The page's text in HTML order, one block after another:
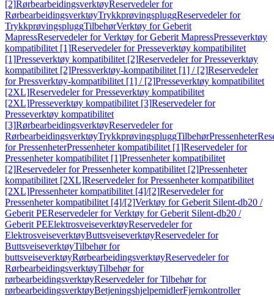
[2]RørbearbeidingsverktøyReservedeler for
RørbearbeidingsverktøyTrykkprøvingspluggReservedeler for
TrykkprøvingspluggTilbehørVerktøy for Geberit
MapressReservedeler for Verktøy for Geberit MapressPresseverktøy
kompatibilitet [1]Reservedeler for Presseverktøy kompatibilitet
[1]Presseverktøy kompatibilitet [2]Reservedeler for Presseverktøy
kompatibilitet [2]Pressverktøy-kompatibilitet [1] / [2]Reservedeler
for Pressverktøy-kompatibilitet [1] / [2]Presseverktøy kompatibilitet
[2XL]Reservedeler for Presseverktøy kompatibilitet
[2XL]Presseverktøy kompatibilitet [3]Reservedeler for
Presseverktøy kompatibilitet
[3]RørbearbeidingsverktøyReservedeler for
RørbearbeidingsverktøyTrykkprøvingspluggTilbehørPressenheter
for PressenheterPressenheter kompatibilitet [1]Reservedeler for
Pressenheter kompatibilitet [1]Pressenheter kompatibilitet
[2]Reservedeler for Pressenheter kompatibilitet [2]Pressenheter
kompatibilitet [2XL]Reservedeler for Pressenheter kompatibilitet
[2XL]Pressenheter kompatibilitet [4]/[2]Reservedeler for
Pressenheter kompatibilitet [4]/[2]Verktøy for Geberit Silent-db20 /
Geberit PEReservedeler for Verktøy for Geberit Silent-db20 /
Geberit PEElektrosveiseverktøyReservedeler for
ElektrosveiseverktøyButtsveiseverktøyReservedeler for
ButtsveiseverktøyTilbehør for
buttsveiseverktøyRørbearbeidingsverktøyReservedeler for
RørbearbeidingsverktøyTilbehør for
rørbearbeidingsverktøyReservedeler for Tilbehør for
rørbearbeidingsverktøyBetjeningshjelpemidlerFjernkontroller